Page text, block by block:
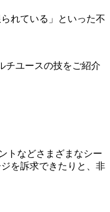
れている」といった不
チユースの技をご紹介
トなどさまざまなシー
を訴求できたりと、非